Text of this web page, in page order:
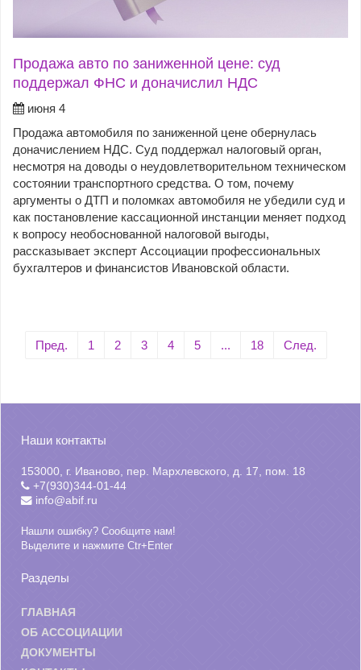
Продажа авто по заниженной цене: суд
поддержал ФНС и доначислил НДС
июня 4
Продажа автомобиля по заниженной цене обернулась
доначислением НДС. Суд поддержал налоговый орган,
несмотря на доводы о неудовлетворительном техническом
состоянии транспортного средства. О том, почему
аргументы о ДТП и поломках автомобиля не убедили суд и
как постановление кассационной инстанции меняет подход
к вопросу необоснованной налоговой выгоды,
рассказывает эксперт Ассоциации профессиональных
бухгалтеров и финансистов Ивановской области.
Пред. 1 2 3 4 5 ... 18 След.
Наши контакты
153000, г. Иваново, пер. Мархлевского, д. 17, пом. 18
+7(930)344-01-44
info@abif.ru
Нашли ошибку? Сообщите нам!
Выделите и нажмите Ctr+Enter
Разделы
ГЛАВНАЯ
ОБ АССОЦИАЦИИ
ДОКУМЕНТЫ